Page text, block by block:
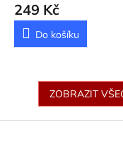
249 Kč
Do košíku
ZOBRAZIT